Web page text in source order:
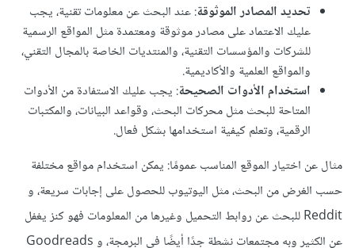
تحديد المصادر الموثوقة: عند البحث عن معلومات تقنية، يجب
عليك الاعتماد على مصادر موثوقة ومعتمدة مثل المواقع الرسمية
للشركات والمؤسسات التقنية، والمنتديات الخاصة بالمجال التقني،
والمواقع العلمية والأكاديمية.
استخدام الأدوات الصحيحة: يجب عليك الاستفادة من الأدوات
المتاحة للبحث مثل محركات البحث، وقواعد البيانات، والمكتبات
الرقمية، وتعلم كيفية استخدامها بشكل فعال.
مثال عن اختيار الموقع المناسب عمومًا: يمكن استخدام مواقع مختلفة
حسب الغرض من البحث، مثل اليوتيوب للحصول على إجابات سريعة، و
Reddit للبحث عن روابط التحميل وغيرها من المعلومات فهو كنز يغفل
عن الكثير وبه مجتمعات نشطة جدًا أيضًا في البرمجة، و Goodreads